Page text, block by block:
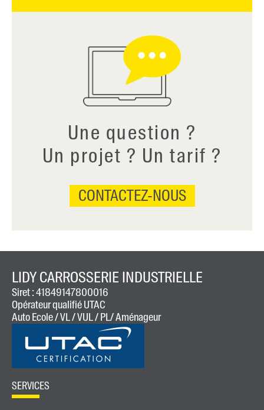
Une question ?
Un projet ? Un tarif ?
CONTACTEZ-NOUS
LIDY CARROSSERIE INDUSTRIELLE
Siret : 41849147800016
Opérateur qualifié UTAC
Auto Ecole / VL / VUL / PL/ Aménageur
SERVICES